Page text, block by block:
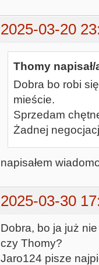
2025-03-20
Thomy napisał/
Dobra bo robi
mieście.
Sprzedam
Żadnej
napisałem
2025-03-30
Dobra, bo ja już
czy Thomy?
Jaro124 pisze